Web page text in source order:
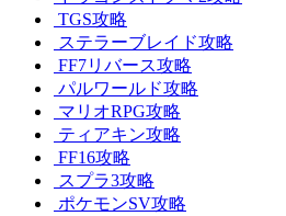
TGS攻略
ステラーブレイド攻略
FF7リバース攻略
パルワールド攻略
マリオRPG攻略
ティアキン攻略
FF16攻略
スプラ3攻略
ポケモンSV攻略